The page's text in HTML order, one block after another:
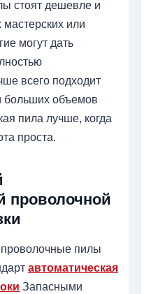
стоят дешевле и
или
могут дать
всего подходит
больших объемов
пила лучше, когда
проста.
проволочной
проволочные пилы
автоматическая
Запасными